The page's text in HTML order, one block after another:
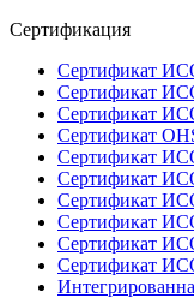
Сертификация
Сертификат
Сертификат
Сертификат
Сертификат
Сертификат
Сертификат
Сертификат
Сертификат
Сертификат
Сертификат